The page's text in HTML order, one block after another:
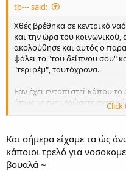
tb--- said:
Χθές βρέθηκα σε κεντρικό
και την ώρα του κοινωνικού,
ακολούθησε και αυτός ο
ψάλει το "του δείπνου σου"
"τεριρέμ", ταυτόχρονα.
Εάν έχει εντοπιστεί κάπου
όπως με ενημερώσετε
ακολουθίας και ναού
Click
Και σήμερα είχαμε τα ώς
κάποιοι τρελό για
βουαλά ~